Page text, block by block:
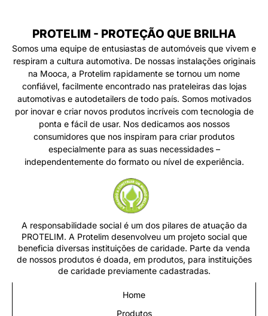
PROTELIM - PROTEÇÃO QUE BRILHA
Somos uma equipe de entusiastas de automóveis que vivem e
respiram a cultura automotiva. De nossas instalações originais
na Mooca, a Protelim rapidamente se tornou um nome
confiável, facilmente encontrado nas prateleiras das lojas
automotivas e autodetailers de todo país. Somos motivados
por inovar e criar novos produtos incríveis com tecnologia de
ponta e fácil de usar. Nos dedicamos aos nossos
consumidores que nos inspiram para criar produtos
especialmente para as suas necessidades –
independentemente do formato ou nível de experiência.
A responsabilidade social é um dos pilares de atuação da
PROTELIM. A Protelim desenvolveu um projeto social que
beneficia diversas instituições de caridade. Parte da venda
de nossos produtos é doada, em produtos, para instituições
de caridade previamente cadastradas.
Home
Produtos